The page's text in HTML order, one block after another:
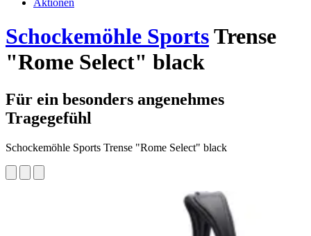
Aktionen
Schockemöhle SportsTrense
"Rome Select" black
Für ein besonders angenehmes
Tragegefühl
Schockemöhle Sports Trense "Rome Select" black